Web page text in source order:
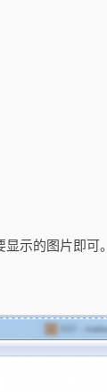
示的图片即可。